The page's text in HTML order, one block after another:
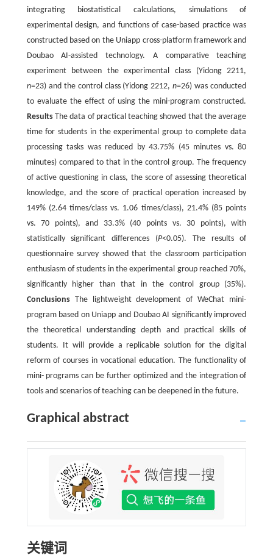
integrating biostatistical calculations, simulations of
experimental design, and functions of case-based practice was
constructed based on the Uniapp cross-platform framework and
Doubao AI-assisted technology. A comparative teaching
experiment between the experimental class (Yidong 2211,
n=23) and the control class (Yidong 2212,n=26) was conducted
to evaluate the effect of using the mini-program constructed.
ResultsThe data of practical teaching showed that the average
time for students in the experimental group to complete data
processing tasks was reduced by 43.75% (45 minutes vs. 80
minutes) compared to that in the control group. The frequency
of active questioning in class, the score of assessing theoretical
knowledge, and the score of practical operation increased by
149% (2.64 times/class vs. 1.06 times/class), 21.4% (85 points
vs. 70 points), and 33.3% (40 points vs. 30 points), with
statistically significant differences (P<0.05). The results of
questionnaire survey showed that the classroom participation
enthusiasm of students in the experimental group reached 70%,
significantly higher than that in the control group (35%).
ConclusionsThe lightweight development of WeChat mini-
program based on Uniapp and Doubao AI significantly improved
the theoretical understanding depth and practical skills of
students. It will provide a replicable solution for the digital
reform of courses in vocational education. The functionality of
mini- programs can be further optimized and the integration of
tools and scenarios of teaching can be deepened in the future.
Graphical abstract
关键词